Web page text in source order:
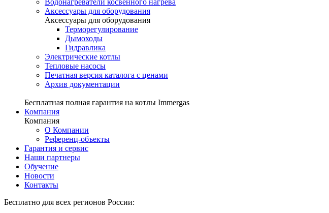
Водонагреватели косвенного нагрева
Аксессуары для оборудования
Аксессуары для оборудования
Терморегулирование
Дымоходы
Гидравлика
Электрические котлы
Тепловые насосы
Печатная версия каталога с ценами
Архив документации
Бесплатная полная гарантия на котлы Immergas
Компания
Компания
О Компании
Референц-объекты
Гарантия и сервис
Наши партнеры
Обучение
Новости
Контакты
Бесплатно для всех регионов России: